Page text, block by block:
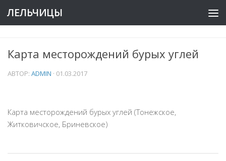
ЛЕЛЬЧИЦЫ
Карта месторождений бурых углей
АВТОР: ADMIN · 01.03.2017
Карта месторождений бурых углей (Тонежское,
Житковичское, Бриневское)